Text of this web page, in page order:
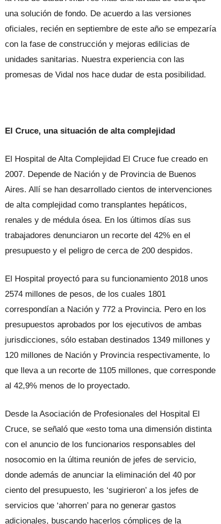
una solución de fondo. De acuerdo a las versiones
oficiales, recién en septiembre de este año se empezaría
con la fase de construcción y mejoras edilicias de
unidades sanitarias. Nuestra experiencia con las
promesas de Vidal nos hace dudar de esta posibilidad.
El Cruce, una situación de alta complejidad
El Hospital de Alta Complejidad El Cruce fue creado en
2007. Depende de Nación y de Provincia de Buenos
Aires. Allí se han desarrollado cientos de intervenciones
de alta complejidad como transplantes hepáticos,
renales y de médula ósea. En los últimos días sus
trabajadores denunciaron un recorte del 42% en el
presupuesto y el peligro de cerca de 200 despidos.
El Hospital proyectó para su funcionamiento 2018 unos
2574 millones de pesos, de los cuales 1801
correspondían a Nación y 772 a Provincia. Pero en los
presupuestos aprobados por los ejecutivos de ambas
jurisdicciones, sólo estaban destinados 1349 millones y
120 millones de Nación y Provincia respectivamente, lo
que lleva a un recorte de 1105 millones, que corresponde
al 42,9% menos de lo proyectado.
Desde la Asociación de Profesionales del Hospital El
Cruce, se señaló que «esto toma una dimensión distinta
con el anuncio de los funcionarios responsables del
nosocomio en la última reunión de jefes de servicio,
donde además de anunciar la eliminación del 40 por
ciento del presupuesto, les ‘sugirieron’ a los jefes de
servicios que ‘ahorren’ para no generar gastos
adicionales, buscando hacerlos cómplices de la